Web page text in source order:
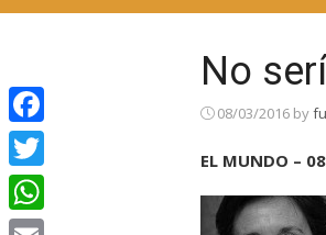
No
08/03/2016 by
EL MUNDO –
Facebook
Twitter
WhatsApp